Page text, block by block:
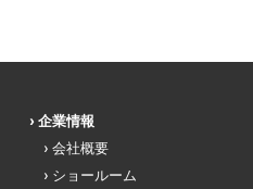
企業情報
会社概要
ショールーム